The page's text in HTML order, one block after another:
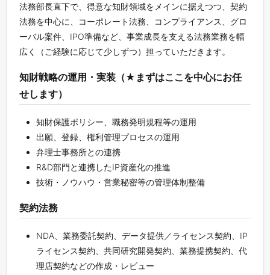
法務部長直下で、得意な知財領域をメインに据えつつ、契約
法務を中心に、コーポレート法務、コンプライアンス、グロ
ーバル案件、IPO準備など、事業成長を支える法務業務を幅
広く（ご経験に応じて少しずつ）担っていただきます。
知財戦略の運用・実装（★まずはここを中心にお任
せします）
知財保護ポリシー、職務発明規程等の運用
出願、登録、権利管理プロセスの運用
弁理士事務所との連携
R&D部門と連携したIP資産化の推進
技術・ノウハウ・営業秘密等の管理体制整備
契約法務
NDA、業務委託契約、データ提供／ライセンス契約、IP
ライセンス契約、共同研究開発契約、業務提携契約、代
理店契約などの作成・レビュー